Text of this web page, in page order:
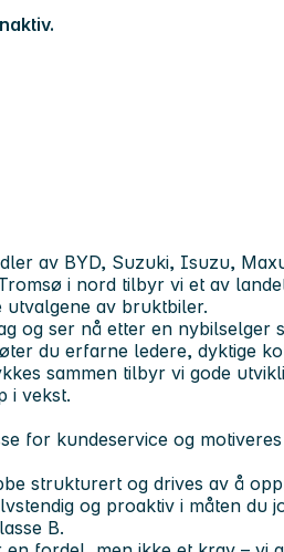
av BYD, Suzuki, Isuzu,
i nord tilbyr vi et av
utvalgene av bruktbiler.
og ser nå etter en nybilselger
du erfarne ledere, dyktige
sammen tilbyr vi gode
i vekst.
for kundeservice og
strukturert og drives av å
og proaktiv i måten du
B.